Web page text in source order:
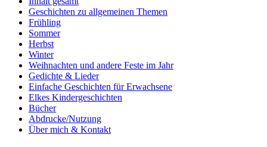
Geschichten zu allgemeinen Themen
Frühling
Sommer
Herbst
Winter
Weihnachten und andere Feste im Jahr
Gedichte & Lieder
Einfache Geschichten für Erwachsene
Elkes Kindergeschichten
Bücher
Abdrucke/Nutzung
Über mich & Kontakt